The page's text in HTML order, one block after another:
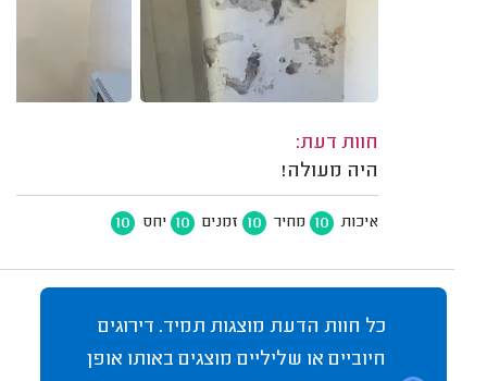
חוות דעת:
היה מעולה!
איכות 10 מחיר 10 זמנים 10 יחס 10
כל חוות הדעת מוצגות תמיד. דירוגים
חיוביים או שליליים מוצגים באותו אופן